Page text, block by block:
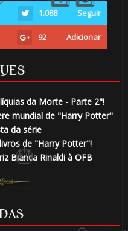
1.088 Seguir
92 Adicionar
da Morte - Parte 2"!
mundial de "Harry Potter"
da série
de "Harry Potter"!
Bianca Rinaldi à OFB
🎈
1️⃣
8️⃣